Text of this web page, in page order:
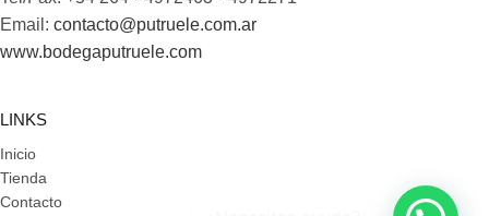
Email: contacto@putruele.com.ar
www.bodegaputruele.com
LINKS
Inicio
Tienda
Contacto